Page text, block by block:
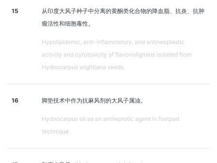
15
从印度大风子种子中分离的黄酮类化合物的降血脂、抗炎、抗肿
瘤活性和细胞毒性。
Hypolipidemic, anti-inflammatory, and antineoplastic
activity and cytotoxicity of flavonolignans isolated from
Hydnocarpus wightiana seeds.
16 脚垫技术中作为抗麻风剂的大风子属油。
Hydnocarpus oil as an antileprotic agent in footpad
technique.